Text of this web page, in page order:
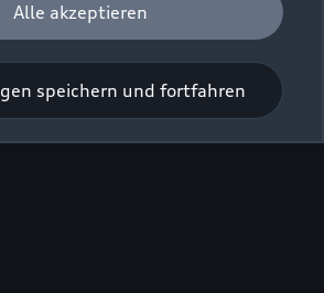
Alle akzeptieren
speichern und fortfahren
,öffnet amMontag 07:30